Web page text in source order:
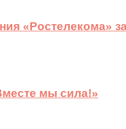
«Ростелекома»
мы сила!»